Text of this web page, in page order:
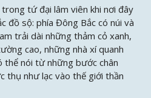
tứ đại lâm viên khi nơi đây
đồ sộ: phía Đông Bắc có núi và
trải dài những thảm cỏ xanh,
cao, những nhà xí quanh
nói từ những bước chân
thụ như lạc vào thế giới thần